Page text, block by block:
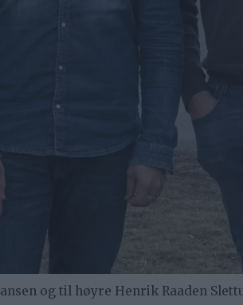
og til høyre Henrik Raaden